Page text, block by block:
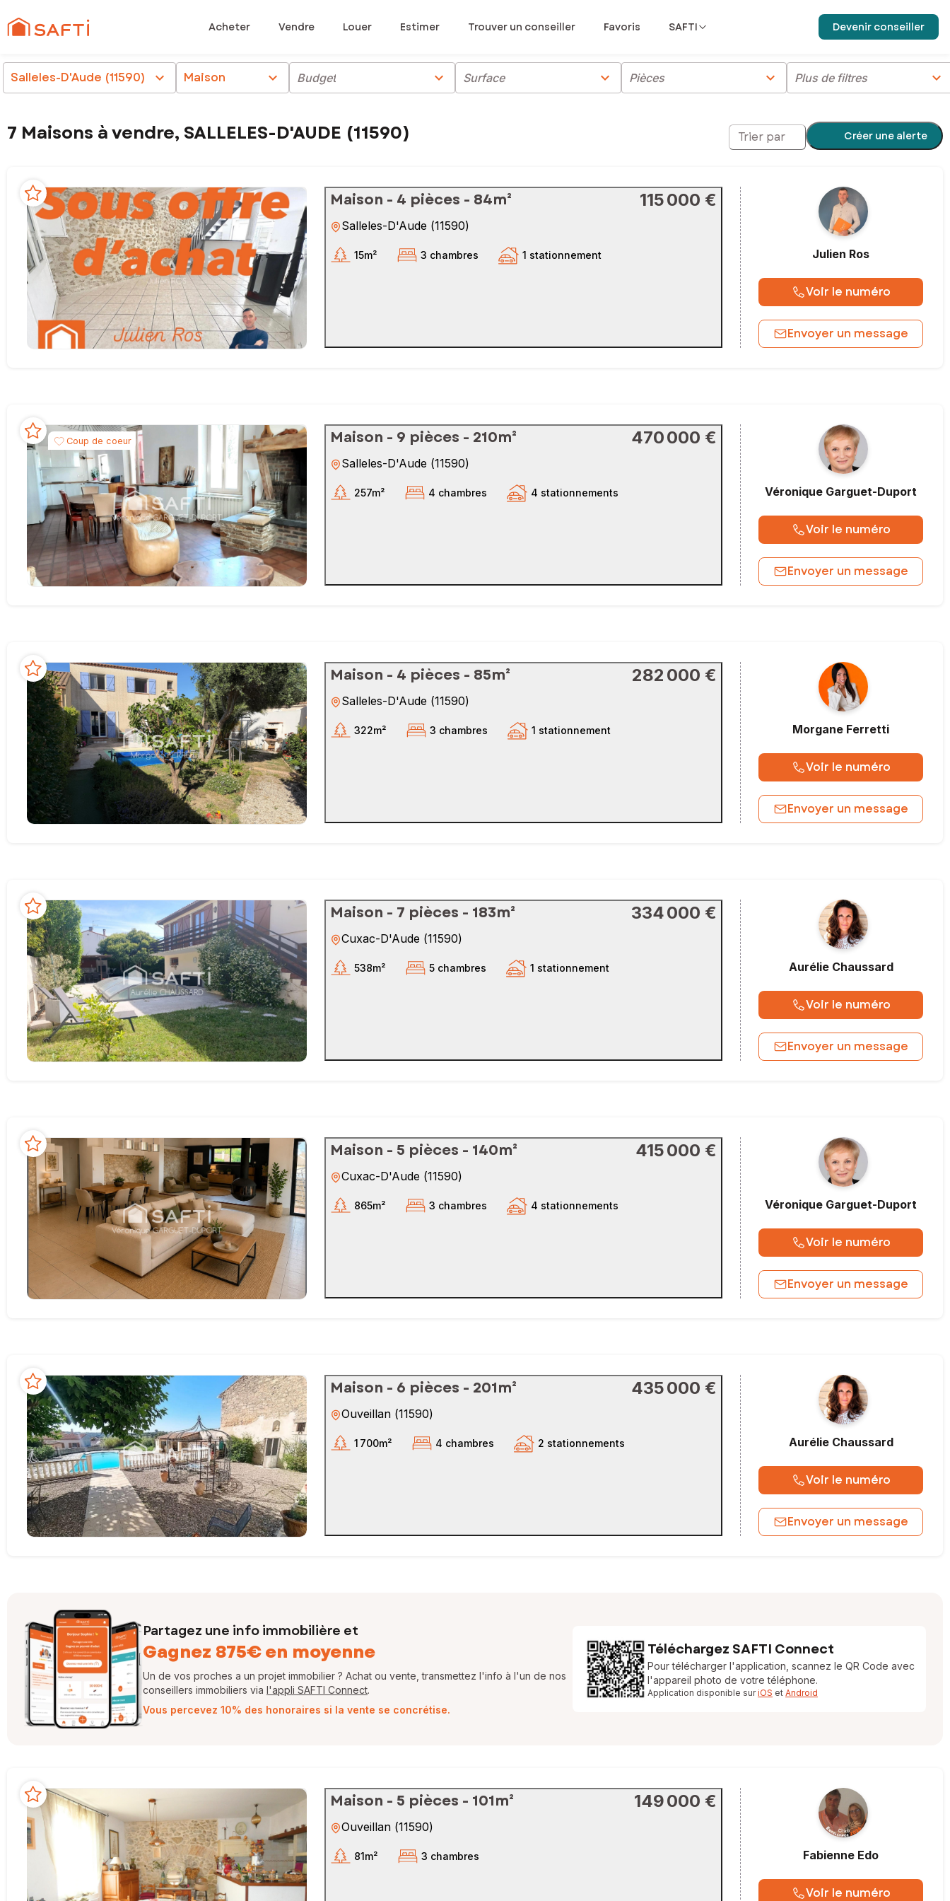
Acheter Vendre Louer Estimer Trouver un conseiller Favoris SAFTI Devenir conseiller
Salleles-D'Aude (11590) chevron_right Maison chevron_right Budget chevron_right Surface chevron_right Pièces chevron_right Plus de filtres chevron_right
7 Maisons à vendre, SALLELES-D'AUDE (11590) Trier par Créer une alerte
Maison - 4 pièces - 84m² 115 000 €
Salleles-D'Aude (11590)
15m² 3 chambres 1 stationnement Julien Ros
Voir le numéro
Envoyer un message
Coup de coeur Maison - 9 pièces - 210m² 470 000 €
Salleles-D'Aude (11590)
257m² 4 chambres 4 stationnements Véronique Garguet-Duport
Voir le numéro
Envoyer un message
Maison - 4 pièces - 85m² 282 000 €
Salleles-D'Aude (11590)
322m² 3 chambres 1 stationnement Morgane Ferretti
Voir le numéro
Envoyer un message
Maison - 7 pièces - 183m² 334 000 €
Cuxac-D'Aude (11590)
538m² 5 chambres 1 stationnement Aurélie Chaussard
Voir le numéro
Envoyer un message
Maison - 5 pièces - 140m² 415 000 €
Cuxac-D'Aude (11590)
865m² 3 chambres 4 stationnements Véronique Garguet-Duport
Voir le numéro
Envoyer un message
Maison - 6 pièces - 201m² 435 000 €
Ouveillan (11590)
1 700m² 4 chambres 2 stationnements Aurélie Chaussard
Voir le numéro
Envoyer un message
Partagez une info immobilière et
Gagnez 875€ en moyenne
Un de vos proches a un projet immobilier ? Achat ou vente, transmettez l'info à l'un de nos
conseillers immobiliers via l'appli SAFTI Connect.
Vous percevez 10% des honoraires si la vente se concrétise.
Téléchargez SAFTI Connect
Pour télécharger l'application, scannez le QR Code avec
l'appareil photo de votre téléphone.
Application disponible suriOS et Android
Maison - 5 pièces - 101m² 149 000 €
Ouveillan (11590)
81m² 3 chambres Fabienne Edo
Voir le numéro